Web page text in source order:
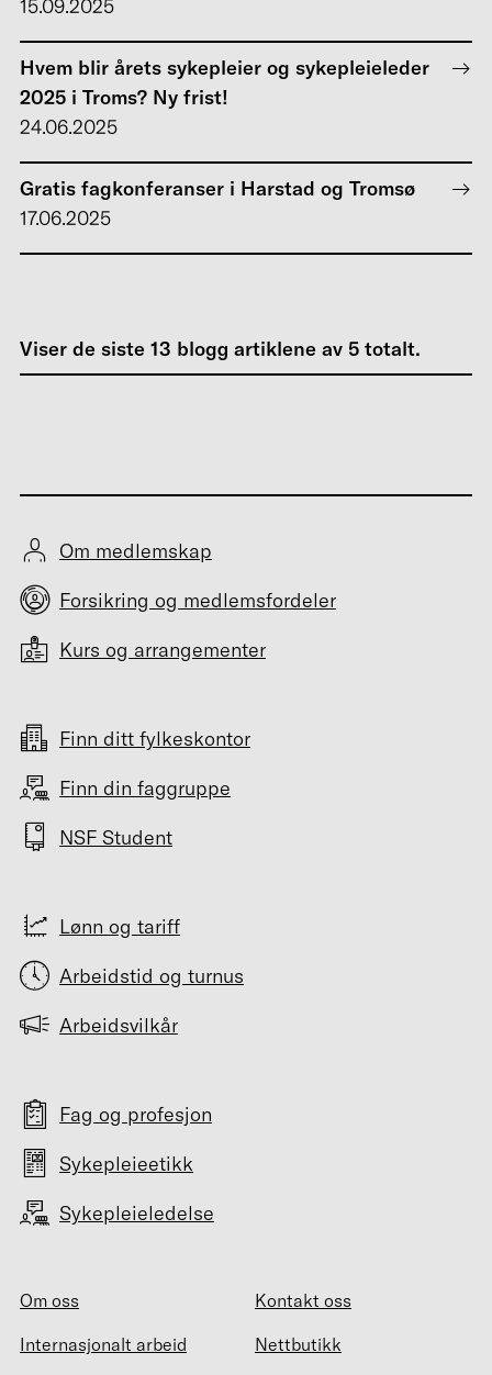
15.09.2025
Hvem blir årets sykepleier og sykepleieleder
2025 i Troms? Ny frist!
24.06.2025
Gratis fagkonferanser i Harstad og Tromsø
17.06.2025
Viser de siste 13 blogg artiklene av 5 totalt.
Om medlemskap
Forsikring og medlemsfordeler
Kurs og arrangementer
Finn ditt fylkeskontor
Finn din faggruppe
NSF Student
Lønn og tariff
Arbeidstid og turnus
Arbeidsvilkår
Fag og profesjon
Sykepleieetikk
Sykepleieledelse
Om oss
Kontakt oss
Internasjonalt arbeid
Nettbutikk